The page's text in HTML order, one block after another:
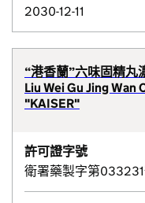
2030-12-11
“港香蘭”六味固精丸
Liu Wei Gu Jing
"KAISER"
許可證字號
衛署藥製字第